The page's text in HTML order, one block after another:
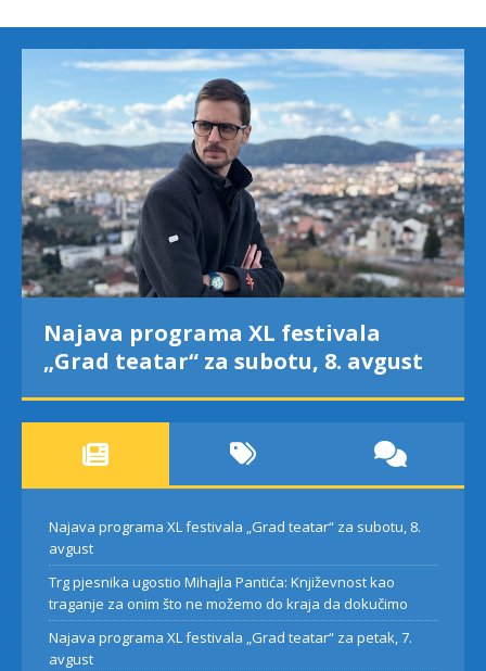
Najava programa XL festivala
„Grad teatar“ za subotu, 8. avgust
Najava programa XL festivala „Grad teatar“ za subotu, 8.
avgust
Trg pjesnika ugostio Mihajla Pantića: Književnost kao
traganje za onim što ne možemo do kraja da dokučimo
Najava programa XL festivala „Grad teatar“ za petak, 7.
avgust